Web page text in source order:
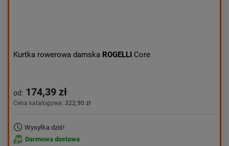
Kurtka rowerowa damska ROGELLI Core
od: 174,39 zł
Cena katalogowa: 322,90 zł
Wysyłka dziś!
Darmowa dostawa